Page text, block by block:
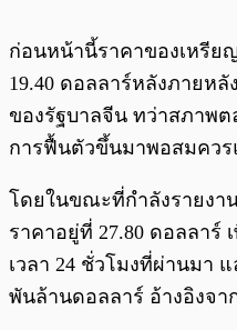
ก่อนหน้านี้ราคาของเหรีย
19.40 ดอลลาร์หลังภายหลั
ของรัฐบาลจีน ทว่าสภาพ
การฟื้นตัวขึ้นมาพอสมควร
โดยในขณะที่กำลังรายงา
ราคาอยู่ที่ 27.80 ดอลลาร์
เวลา 24 ชั่วโมงที่ผ่านมา
พันล้านดอลลาร์ อ้างอิงจาก